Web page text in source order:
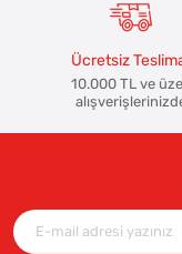
Ücretsiz
10.000 TL ve